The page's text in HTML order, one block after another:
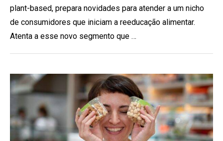
plant-based, prepara novidades para atender a um nicho
de consumidores que iniciam a reeducação alimentar.
Atenta a esse novo segmento que …